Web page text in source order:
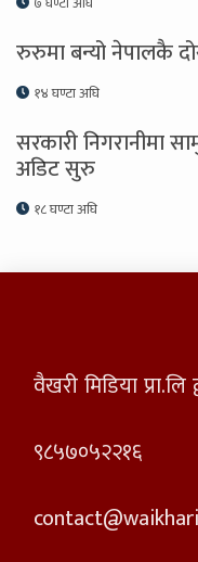
रुरुमा बन्यो नेपालकै
१४ घण्टा अघि
सरकारी निगरानीमा
अडिट सुरु
१८ घण्टा अघि
वैखरी मिडिया
९८५७०५२२१६